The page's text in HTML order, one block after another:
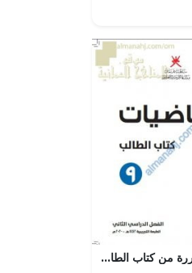
الوحدات المقررة من كتاب الطالب حسب المحتوى التدريسي في ظل جائحة الكورونا (رياضيات) التاسع